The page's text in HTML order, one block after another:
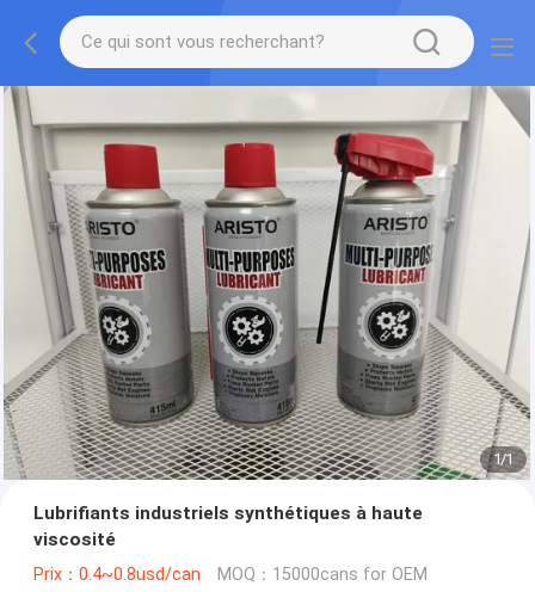
1/1
Lubrifiants industriels synthétiques à haute
viscosité
Prix：0.4~0.8usd/can MOQ：15000cans for OEM